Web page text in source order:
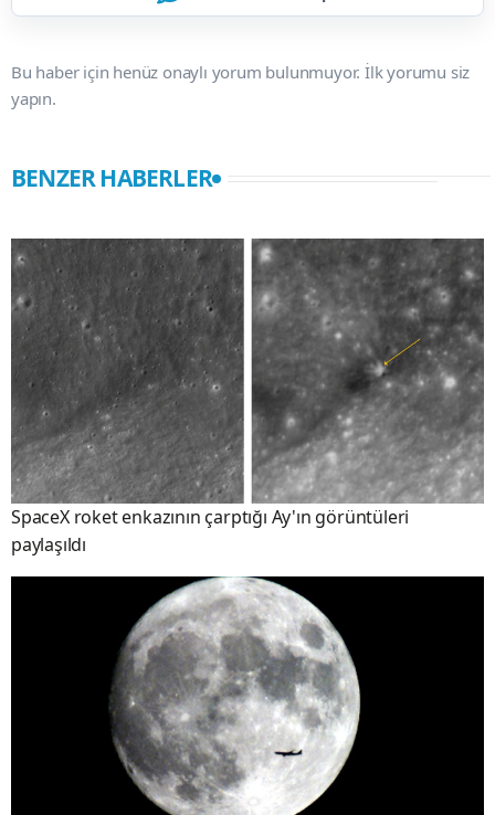
Bu haber için henüz onaylı yorum bulunmuyor. İlk yorumu siz
yapın.
BENZER HABERLER
SpaceX roket enkazının çarptığı Ay'ın görüntüleri
paylaşıldı